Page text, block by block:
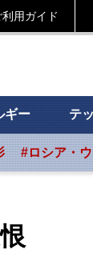
利用ガイド
ギー テ
#ロシア・